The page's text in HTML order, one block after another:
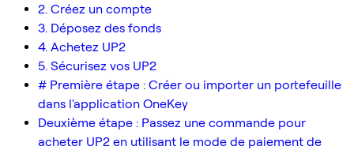
2. Créez un compte
3. Déposez des fonds
4. Achetez UP2
5. Sécurisez vos UP2
# Première étape : Créer ou importer un portefeuille
dans l'application OneKey
Deuxième étape : Passez une commande pour
acheter UP2 en utilisant le mode de paiement de